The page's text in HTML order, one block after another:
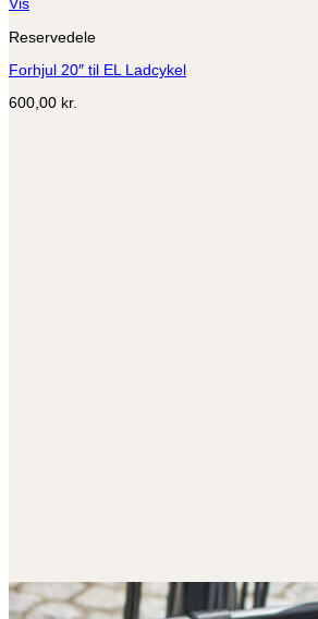
har
varianter.
kan
Reservedele
Forhjul 20″ til EL Ladcykel
600,00 kr.